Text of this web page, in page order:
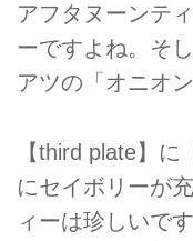
アフタヌーンテ
ーですよね。そ
アツの「オニオ
【third plate】
にセイボリーが
ィーは珍しいで